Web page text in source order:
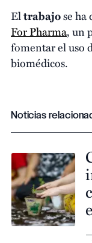
Eltrabajose ha
For Pharma, un
fomentar el uso
biomédicos.
Noticias